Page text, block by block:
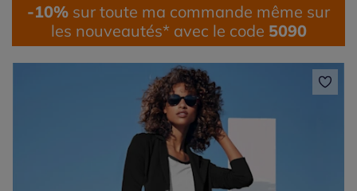
-10% sur toute ma commande même sur
les nouveautés* avec le code 5090